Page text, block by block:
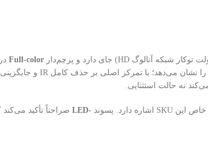
Full-color
را نشان می‌دهد؛ با تمرکز اصلی بر حذف کامل IR و جایگزینی با
-LED
صراحتاً تأکید می‌کند